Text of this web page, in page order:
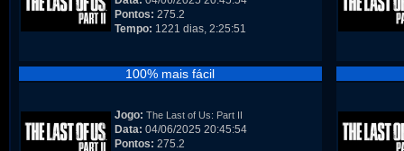
Pontos: 275.2
Tempo: 1221 dias, 2:25:51
100% mais fácil
Jogo: The Last of Us: Part II
Data: 04/06/2025 20:45:54
Pontos: 275.2